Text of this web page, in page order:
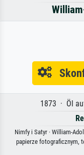
1873 · Öl
Nimfy i Satyr · William-
papierze fotograficznym,